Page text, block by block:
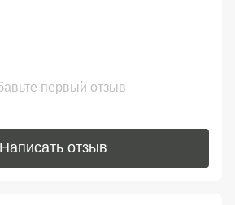
первый отзыв
Написать отзыв